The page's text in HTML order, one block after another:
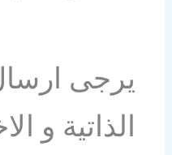
يرجى
الذاتية و